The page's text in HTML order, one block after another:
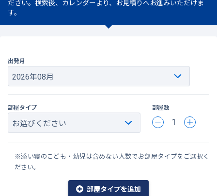
ださい。検索後、カレンダーより、お見積りへお進みいただけま
す。
出発月
部屋タイプ 部屋数
1
※添い寝のこども・幼児は含めない人数でお部屋タイプをご選択く
ださい。
部屋タイプを追加